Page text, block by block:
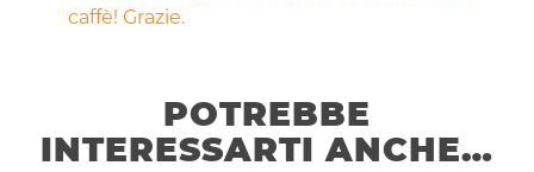
caffè! Grazie.
POTREBBE
INTERESSARTI ANCHE…